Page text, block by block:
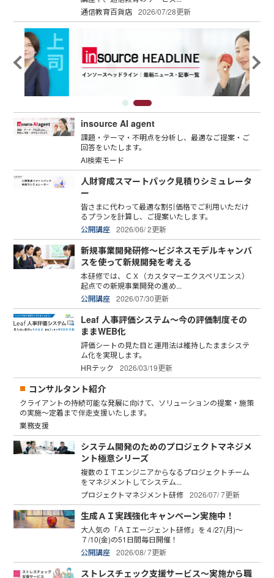
通信教育百貨店 2026/07/28更新
insource AI agent
課題・テーマ・不明点を分析し、最適なご提案・ご
回答をいたします。
AI検索モード
人財育成スマートパック見積りシミュレータ
ー
皆さまに代わって最適な割引価格でご利用いただけ
るプランを計算し、ご提案いたします。
公開講座 2026/06/ 2更新
新規事業開発研修～ビジネスモデルキャンバ
スを使って新規開発を考える
本研修では、ＣＸ（カスタマーエクスペリエンス）
起点での新規事業開発の進め...
公開講座 2026/07/30更新
Leaf 人事評価システム～今の評価制度その
ままWEB化
評価シートの見た目と運用法は維持したままシステ
ム化を実現します。
HRテック
2026/03/19更新
コンサルタント紹介
クライアントの持続可能な発展に向けて、ソリューションの提案・施策
の実施～定着まで伴走支援いたします。
業務支援
システム開発のためのプロジェクトマネジメ
ント極意シリーズ
複数のＩＴエンジニアからなるプロジェクトチーム
をマネジメントしてシステム...
プロジェクトマネジメント研修 2026/07/ 7更新
生成ＡＩ実践強化キャンペーン実施中！
大人気の「ＡＩエージェント研修」を４/27(月)～
７/10(金)の51日間毎日開催！
公開講座 2026/08/ 7更新
ストレスチェック支援サービス～実施から職